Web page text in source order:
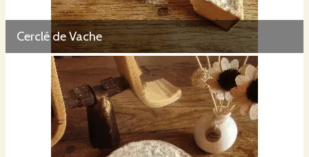
Cerclé de Vache